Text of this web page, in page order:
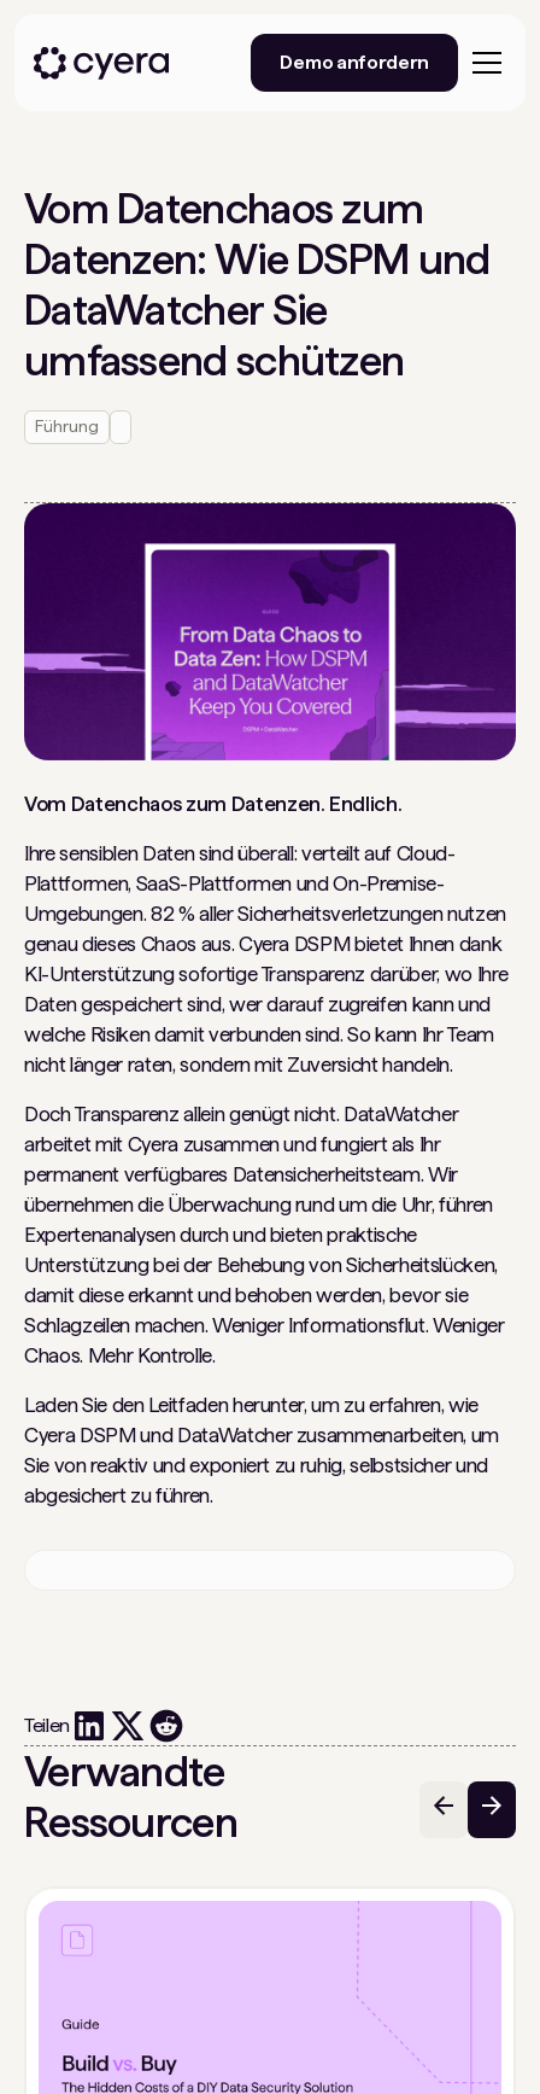
Demo anfordern
Vom Datenchaos zum
Datenzen: Wie DSPM und
DataWatcher Sie
umfassend schützen
Führung
Vom Datenchaos zum Datenzen. Endlich.
Ihre sensiblen Daten sind überall: verteilt auf Cloud-
Plattformen, SaaS-Plattformen und On-Premise-
Umgebungen. 82 % aller Sicherheitsverletzungen nutzen
genau dieses Chaos aus. Cyera DSPM bietet Ihnen dank
KI-Unterstützung sofortige Transparenz darüber, wo Ihre
Daten gespeichert sind, wer darauf zugreifen kann und
welche Risiken damit verbunden sind. So kann Ihr Team
nicht länger raten, sondern mit Zuversicht handeln.
Doch Transparenz allein genügt nicht. DataWatcher
arbeitet mit Cyera zusammen und fungiert als Ihr
permanent verfügbares Datensicherheitsteam. Wir
übernehmen die Überwachung rund um die Uhr, führen
Expertenanalysen durch und bieten praktische
Unterstützung bei der Behebung von Sicherheitslücken,
damit diese erkannt und behoben werden, bevor sie
Schlagzeilen machen. Weniger Informationsflut. Weniger
Chaos. Mehr Kontrolle.
Laden Sie den Leitfaden herunter, um zu erfahren, wie
Cyera DSPM und DataWatcher zusammenarbeiten, um
Sie von reaktiv und exponiert zu ruhig, selbstsicher und
abgesichert zu führen.
Teilen
Verwandte
Ressourcen